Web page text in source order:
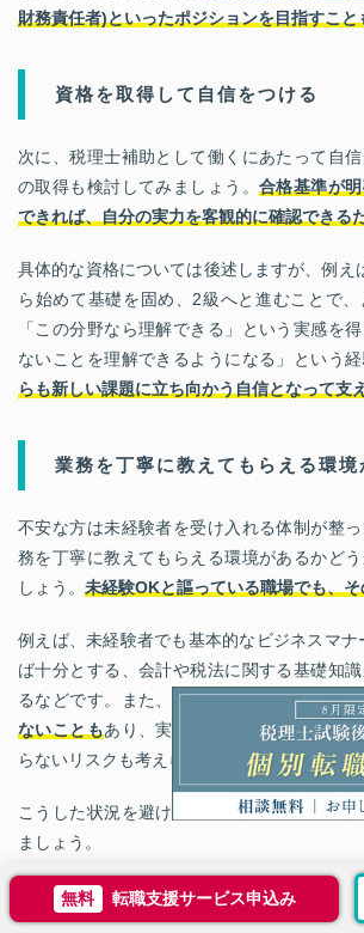
財務責任者)といったポジションを目指すこと
資格を取得して自信をつける
次に、税理士補助として働くにあたって自
の取得も検討してみましょう。 合格基準が
できれば、自分の実力を客観的に確認できる
具体的な資格については後述しますが、例え
ら始めて基礎を固め、2級へと進むことで
「この分野なら理解できる」という実感を
ないことを理解できるようになる」という経
らも新しい課題に立ち向かう自信となって支
業務を丁寧に教えてもらえる環境
不安な方は未経験者を受け入れる体制が整
務を丁寧に教えてもらえる環境があるかど
しょう。 未経験OKと謳っている職場でも、そ
例えば、未経験者でも基本的なビジネスマナ
ば十分とする、会計や税法に関する基礎知
るなどです。また、
小規模な事務所の場合
ないこともあり、実質的に独学に近い形で業
らないリスクも考えられます。
こうした状況を避けるためには、事前に以下
ましょう。
教育体制の有無
先輩社員のサポート体制
無料 転職支援サービス申込み